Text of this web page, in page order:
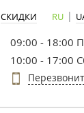
СКИДКИ RU |
09:00 - 18:00
10:00 - 17:00